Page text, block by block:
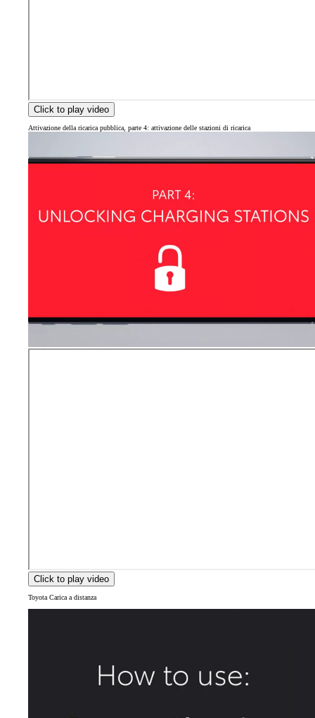
Click to play video
Attivazione della ricarica pubblica, parte 4: attivazione delle stazioni di ricarica
Click to play video
Toyota Carica a distanza